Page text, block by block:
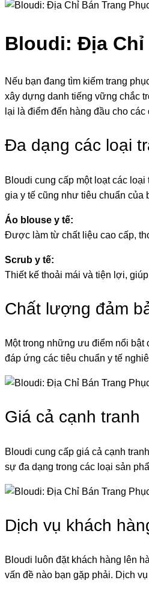
Bloudi: Địa Chỉ
Nếu bạn đang tìm kiếm trang
xây dựng danh tiếng vững chắc
lại là điểm đến hàng đầu cho
Đa dạng các loại
Bloudi cung cấp một loạt các
gia y tế cũng như tiêu chuẩn của
Áo blouse y tế:
Được làm từ chất liệu cao cấp,
Scrub y tế:
Thiết kế thoải mái và tiện lợi,
Chất lượng đảm
Một trong những ưu điểm nổi
đáp ứng các tiêu chuẩn y tế
Giá cả cạnh tranh
Bloudi cung cấp giá cả cạnh
sự đa dạng trong các loại sản
Dịch vụ khách
Bloudi luôn đặt khách hàng lên
vấn đề nào bạn gặp phải. Dịch